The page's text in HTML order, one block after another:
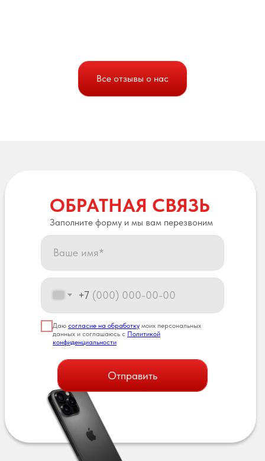
Все отзывы о нас
ОБРАТНАЯ СВЯЗЬ
Заполните форму и мы вам перезвоним
+7
Даю согласие на обработку моих персональных
данных и соглашаюсь с Политикой
конфиденциальности
Отправить